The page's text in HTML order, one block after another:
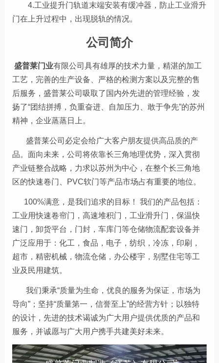
4.工业提升门轨道末端安装有缓冲器，防止工业滑升
门在上升过程中，出现脱轨的情况。
公司简介
盛普莱门业有限公司具有雄厚的技术力量，精湛的加工
工艺，完善的生产设备、严格的检测方案以及完整的售
后服务，盛普莱公司吸取了国内外先进的管理经验，发
扬了“团结拼搏，负重奋进、自加压力、敢于争先”的苏州
精神，企业蒸蒸日上。
盛普莱公司必定会给广大客户朋友提供高品质的产
品。面向未来，公司将依靠长三角地理优势，深入贯彻
产业链整合战略，力求以苏州为中心，在整个长三角地
区的快速卷门、PVC软门等产品市场占有重要的地位。
100%满意，是我们追求的目标！ 我们的产品包括：
工业用快速卷帘门，高速堆积门，工业滑升门，保温快
速门，卸货平台，门封，车库门等仓储物流配套设备并
广泛应用于：化工，食品，电子，纺织，冷冻，印刷，
超市，精密机械，物流仓储，办公楼宇，别墅住宅等工
业及民用建筑。
我们秉承“质量为生命，优良的服务为保证，市场为
导向”；坚持“质量第一，信誉至上”的经营方针；以独特
的设计，先进的技术谒诚为广大用户提供优质的产品和
服务，并诚愿与广大用户携手共建美好未来。